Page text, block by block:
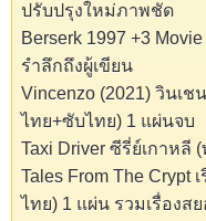
ปรับปรุงใหม่ภาพชัด
Berserk 1997 +3
รำลึกถึงผู้เขียน
Vincenzo (2021) วินเ
ไทย+ซับไทย) 1 แผ่นจบ
Taxi Driver ซีรี่ย์เกาหลี
Tales From The Crypt
ไทย) 1 แผ่น รวมเรื่องสย